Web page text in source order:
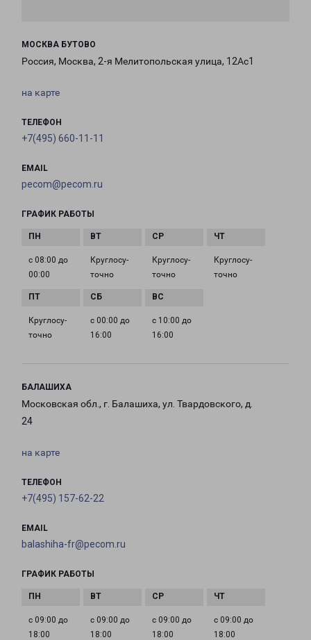
МОСКВА БУТОВО
Россия, Москва, 2-я Мелитопольская улица, 12Ас1
на карте
ТЕЛЕФОН
+7(495) 660-11-11
EMAIL
pecom@pecom.ru
ГРАФИК РАБОТЫ
с 08:00 до
00:00
Круглосу­
точно
Круглосу­
точно
Круглосу­
точно
Круглосу­
точно
с 00:00 до
16:00
с 10:00 до
16:00
БАЛАШИХА
Московская обл., г. Балашиха, ул. Твардовского, д.
24
на карте
ТЕЛЕФОН
+7(495) 157-62-22
EMAIL
balashiha-fr@pecom.ru
ГРАФИК РАБОТЫ
с 09:00 до
18:00
с 09:00 до
18:00
с 09:00 до
18:00
с 09:00 до
18:00